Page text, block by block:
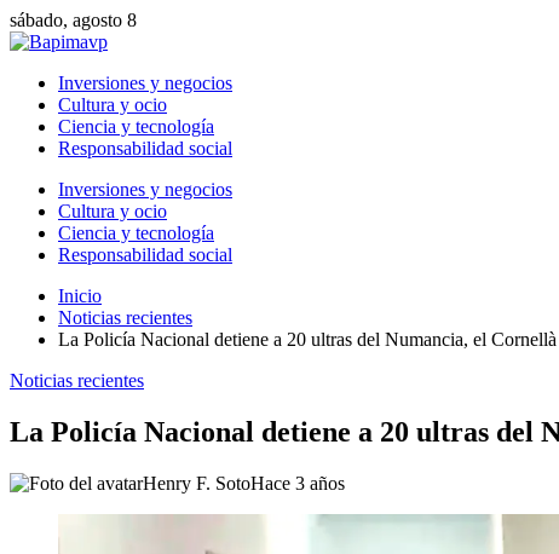
sábado, agosto 8
Inversiones y negocios
Cultura y ocio
Ciencia y tecnología
Responsabilidad social
Inversiones y negocios
Cultura y ocio
Ciencia y tecnología
Responsabilidad social
Inicio
Noticias recientes
La Policía Nacional detiene a 20 ultras del Numancia, el
Noticias recientes
La Policía Nacional detiene a 20 ultras del
Henry F. SotoHace 3 años